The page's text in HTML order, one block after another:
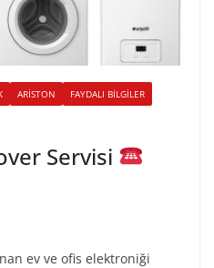
ARISTON
FAYDALI BILGILER
Servisi
ev ve ofis elektroniği